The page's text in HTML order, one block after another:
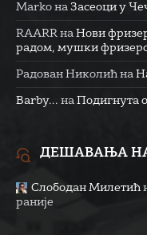
Marko на Засеоци у
RAARR на Нови
радом, мушки
Радован Николић на
Barby... на Подигнута
ДЕШАВАЊА
Слободан Милетић
раније